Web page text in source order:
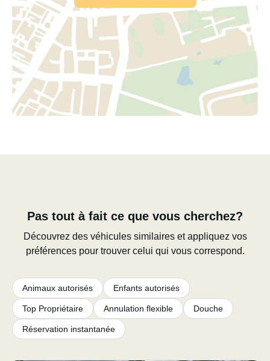
Pas tout à fait ce que vous cherchez?
Découvrez des véhicules similaires et appliquez vos
préférences pour trouver celui qui vous correspond.
Animaux autorisés Enfants autorisés
Top Propriétaire Annulation flexible Douche
Réservation instantanée